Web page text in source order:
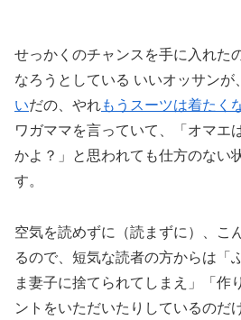
せっかくのチャンスを手に入れた
なろうとしている いいオッサンが
いだの、やれもうスーツは着たく
ワガママを言っていて、「オマエ
かよ？」と思われても仕方のない
す。
空気を読めずに（読まずに）、こ
るので、短気な読者の方からは「
ま妻子に捨てられてしまえ」「作
ントをいただいたりしているのだ